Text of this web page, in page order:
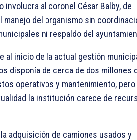
involucra al coronel César Balby, de
manejo del organismo sin
ni respaldo del
al inicio de la actual gestión
disponía de cerca de dos millones
operativos y mantenimiento, pero
la institución carece de
adquisición de camiones usados y